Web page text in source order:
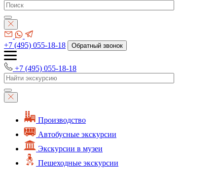
+7 (495) 055-18-18 Обратный звонок
+7 (495) 055-18-18
Производство
Автобусные экскурсии
Экскурсии в музеи
Пешеходные экскурсии